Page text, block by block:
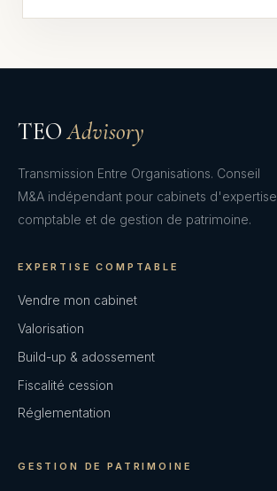
TEOAdvisory
Transmission Entre Organisations. Conseil
M&A indépendant pour cabinets d'expertise
comptable et de gestion de patrimoine.
EXPERTISE COMPTABLE
Vendre mon cabinet
Valorisation
Build-up & adossement
Fiscalité cession
Réglementation
GESTION DE PATRIMOINE